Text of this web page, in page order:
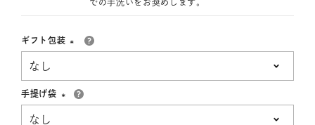
での手洗いをお奨めします。
ギフト包装
手提げ袋